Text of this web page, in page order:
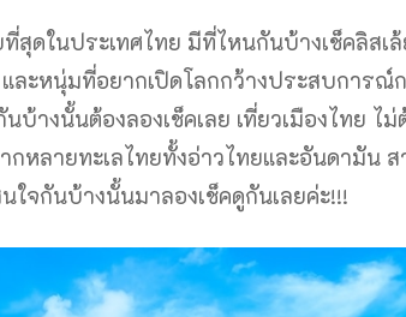
ที่สุดในประเทศไทย มีที่ไหนกันบ้างเช็คลิสเ
ละหนุ่มที่อยากเปิดโลกกว้างประสบการณ์ก
างนั้นต้องลองเช็คเลย เที่ยวเมืองไทย ไ
หลายทะเลไทยทั้งอ่าวไทยและอันดามัน ส
ใจกันบ้างนั้นมาลองเช็คดูกันเลยค่ะ!!!